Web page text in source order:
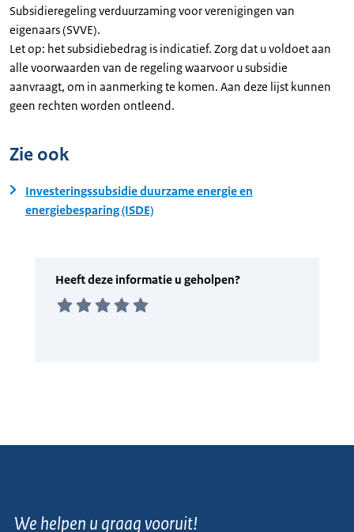
Subsidieregeling verduurzaming voor verenigingen van
eigenaars (SVVE).
Let op: het subsidiebedrag is indicatief. Zorg dat u voldoet aan
alle voorwaarden van de regeling waarvoor u subsidie
aanvraagt, om in aanmerking te komen. Aan deze lijst kunnen
geen rechten worden ontleend.
Zie ook
Investeringssubsidie duurzame energie en
energiebesparing (ISDE)
We helpen u graag vooruit!